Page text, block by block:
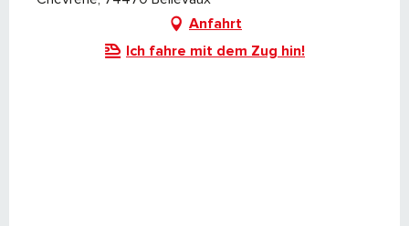
Anfahrt
Ich fahre mit dem Zug hin!